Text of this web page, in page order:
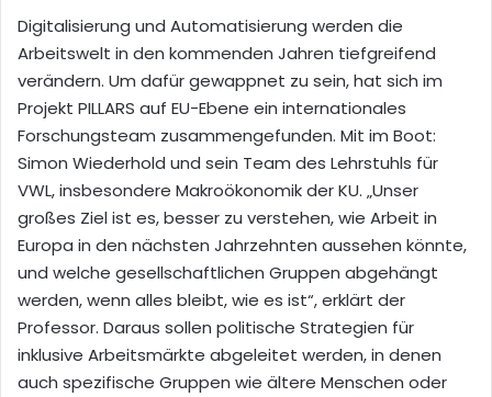
Digitalisierung und Automatisierung werden die
Arbeitswelt in den kommenden Jahren tiefgreifend
verändern. Um dafür gewappnet zu sein, hat sich im
Projekt PILLARS auf EU-Ebene ein internationales
Forschungsteam zusammengefunden. Mit im Boot:
Simon Wiederhold und sein Team des Lehrstuhls für
VWL, insbesondere Makroökonomik der KU. „Unser
großes Ziel ist es, besser zu verstehen, wie Arbeit in
Europa in den nächsten Jahrzehnten aussehen könnte,
und welche gesellschaftlichen Gruppen abgehängt
werden, wenn alles bleibt, wie es ist“, erklärt der
Professor. Daraus sollen politische Strategien für
inklusive Arbeitsmärkte abgeleitet werden, in denen
auch spezifische Gruppen wie ältere Menschen oder